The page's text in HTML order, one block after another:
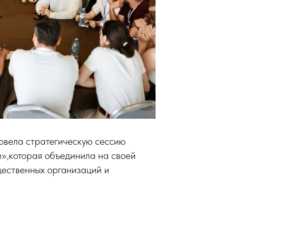
стратегическую сессию
объединила на своей
организаций и